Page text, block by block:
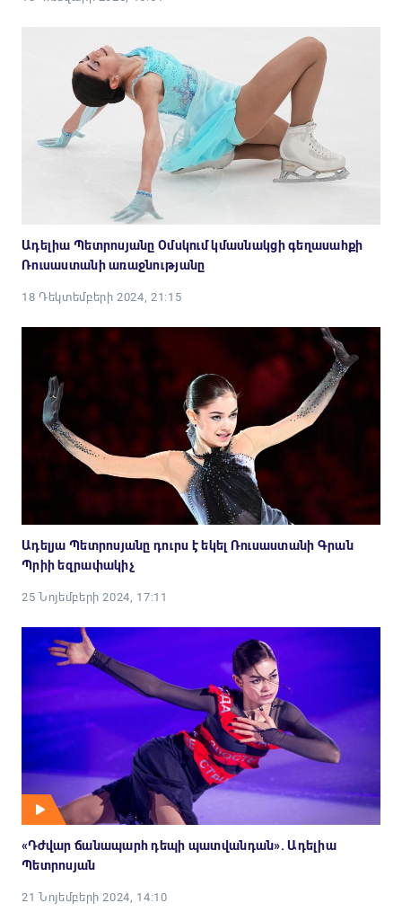
Ադելիա Պետրոսյանը Օմսկում կմասնակցի գեղասահքի
Ռուսաստանի առաջնությանը
18 Դեկտեմբերի 2024, 21:15
Ադելյա Պետրոսյանը դուրս է եկել Ռուսաստանի Գրան
Պրիի եզրափակիչ
25 Նոյեմբերի 2024, 17:11
«Դժվար ճանապարհ դեպի պատվանդան». Ադելիա
Պետրոսյան
21 Նոյեմբերի 2024, 14:10